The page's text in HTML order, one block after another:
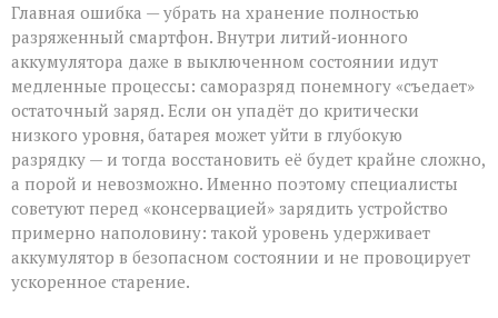
Главная ошибка — убрать на хранение полностью
разряженный смартфон. Внутри литий‑ионного
аккумулятора даже в выключенном состоянии идут
медленные процессы: саморазряд понемногу «съедает»
остаточный заряд. Если он упадёт до критически
низкого уровня, батарея может уйти в глубокую
разрядку — и тогда восстановить её будет крайне сложно,
а порой и невозможно. Именно поэтому специалисты
советуют перед «консервацией» зарядить устройство
примерно наполовину: такой уровень удерживает
аккумулятор в безопасном состоянии и не провоцирует
ускоренное старение.